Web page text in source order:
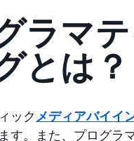
ラマ
とは？
ック メディアバイイ
す。また、プログラ